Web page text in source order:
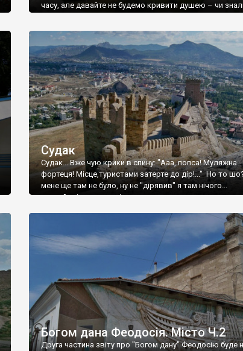
часу, але давайте не будемо кривити душею – чи
Судак
Судак... Вже чую крики в спину: "Ааа, попса! Муляжна
фортеця! Місце,туристами затерте до дір!..." Но то
мене ще там не було, ну не "дірявив" я там нічого...
принаймні до цього літа.
Богом дана Феодосія. Місто Ч.2
Друга частина звіту про "Богом дану" Феодосію буде